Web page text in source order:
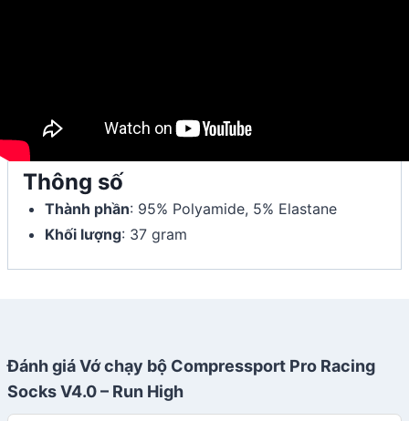
Thông số
Thành phần: 95% Polyamide, 5% Elastane
Khối lượng: 37 gram
Đánh giá Vớ chạy bộ Compressport Pro Racing
Socks V4.0 – Run High